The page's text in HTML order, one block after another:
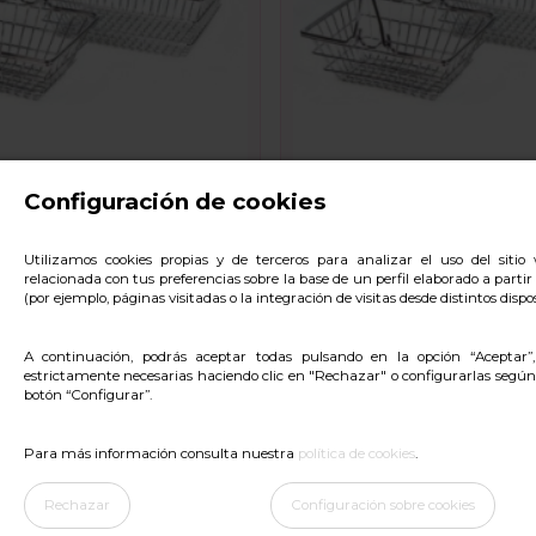
Configuración de cookies
Utilizamos cookies propias y de terceros para analizar el uso del
relacionada con tus preferencias sobre la base de un perfil elaborado a
(por ejemplo, páginas visitadas o la integración de visitas desde distintos
A continuación, podrás aceptar todas pulsando en la opción
estrictamente necesarias haciendo clic en "Rechazar" o configurarlas
botón “Configurar”.
Para más información consulta nuestra política de cookies.
Rechazar Configuración sobre cookies
TAPAS
3,57 €